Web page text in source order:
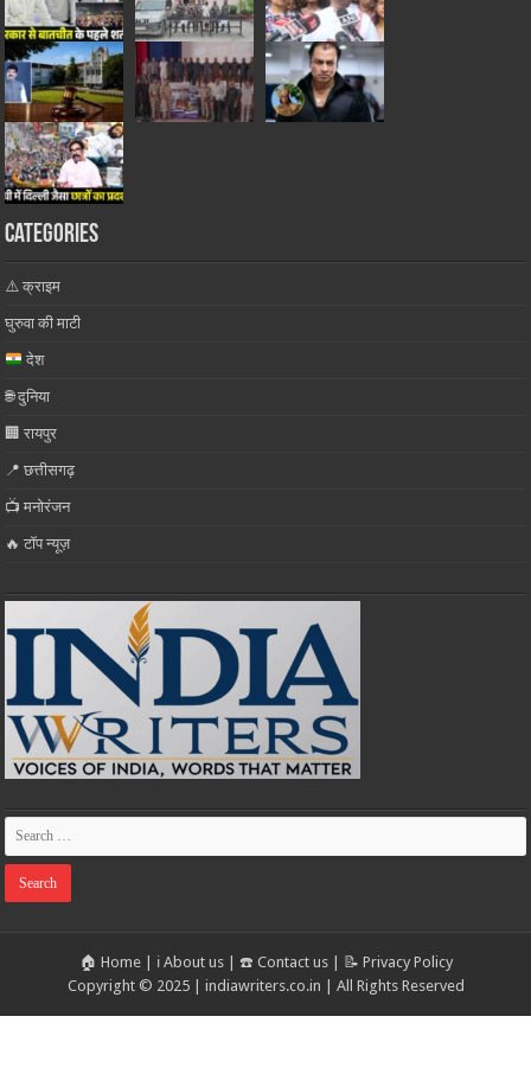
Categories
⚠️ क्राइम
घुरुवा की माटी
देश
🌐 दुनिया
🏢 रायपुर
📍 छत्तीसगढ़
📺 मनोरंजन
🔥 टॉप न्यूज़
🏠 Home| ℹ️ About us| ☎️ Contact us| 📝 Privacy Policy
Copyright © 2025 | indiawriters.co.in | All Rights Reserved